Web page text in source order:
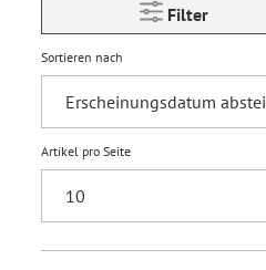
Filter
Sortieren nach
Artikel pro Seite